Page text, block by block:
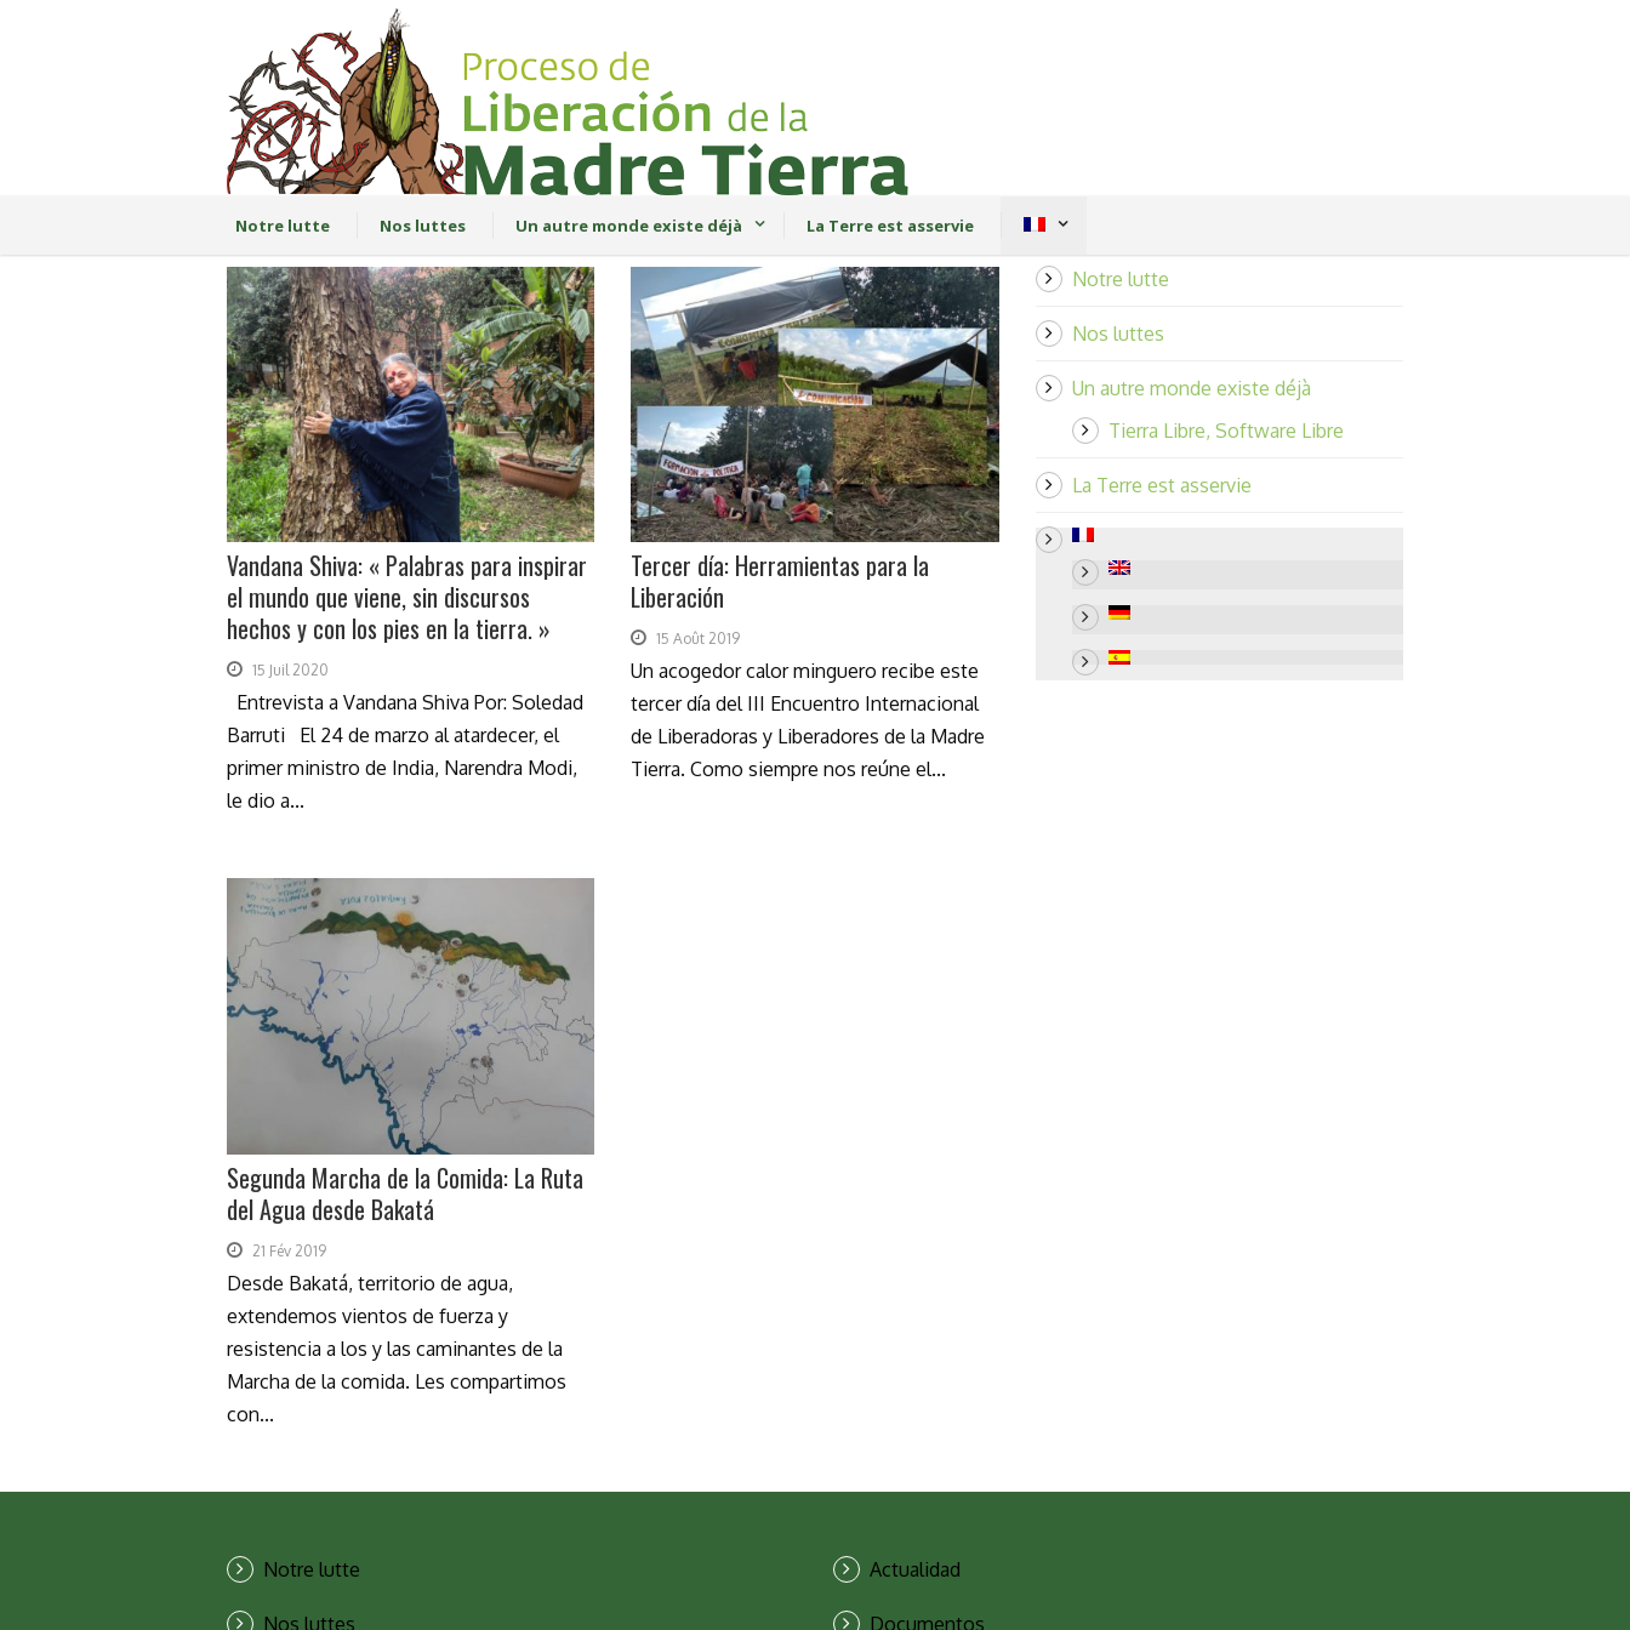
Notre lutte Nos luttes Un autre monde existe déjà La Terre est asservie
Vandana Shiva: « Palabras para inspirar
el mundo que viene, sin discursos
hechos y con los pies en la tierra. »
15 Juil 2020
Entrevista a Vandana Shiva Por: Soledad
Barruti El 24 de marzo al atardecer, el
primer ministro de India, Narendra Modi,
le dio a...
Tercer día: Herramientas para la
Liberación
15 Août 2019
Un acogedor calor minguero recibe este
tercer día del III Encuentro Internacional
de Liberadoras y Liberadores de la Madre
Tierra. Como siempre nos reúne el...
Segunda Marcha de la Comida: La Ruta
del Agua desde Bakatá
21 Fév 2019
Desde Bakatá, territorio de agua,
extendemos vientos de fuerza y
resistencia a los y las caminantes de la
Marcha de la comida. Les compartimos
con...
Notre lutte
Nos luttes
Un autre monde existe déjà
Tierra Libre, Software Libre
La Terre est asservie
Notre lutte
Nos luttes
Actualidad
Documentos